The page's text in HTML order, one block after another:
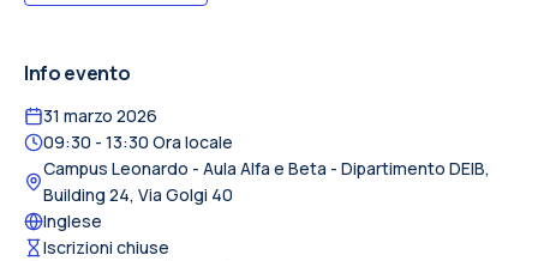
Info evento
31 marzo 2026
09:30 - 13:30 Ora locale
Campus Leonardo - Aula Alfa e Beta - Dipartimento DEIB,
Building 24, Via Golgi 40
Inglese
Iscrizioni chiuse